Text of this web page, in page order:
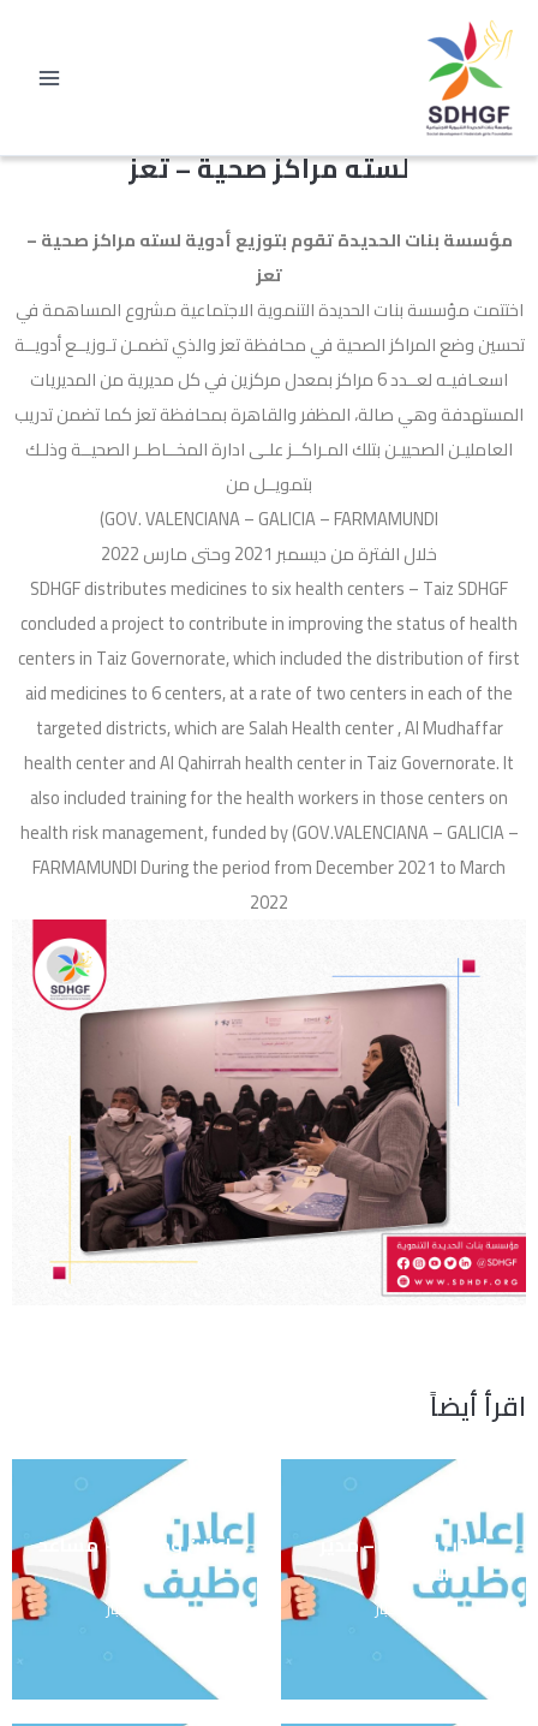
المحتوى
مؤسسة بنات الحديدة تقوم بتوزيع أدوية
لسته مراكز صحية – تعز
مؤسسة بنات الحديدة تقوم بتوزيع أدوية لسته مراكز صحية –
تعز
اختتمت مؤسسة بنات الحديدة التنموية الاجتماعية مشروع المساهمة في
تحسين وضع المراكز الصحية في محافظة تعز والذي تضمـن تـوزيــع أدويــة
اسعـافيـه لعــدد 6 مراكز بمعدل مركزين في كل مديرية من المديريات
المستهدفة وهي صالة، المظفر والقاهرة بمحافظة تعز كما تضمن تدريب
العامليـن الصحييـن بتلك المـراكــز علـى ادارة المخــاطــر الصحيــة وذلـك
بتمويــل من
(GOV. VALENCIANA – GALICIA – FARMAMUNDI
خلال الفترة من ديسمبر 2021 وحتى مارس 2022
SDHGF distributes medicines to six health centers – Taiz SDHGF
concluded a project to contribute in improving the status of health
centers in Taiz Governorate, which included the distribution of first
aid medicines to 6 centers, at a rate of two centers in each of the
targeted districts, which are Salah Health center , Al Mudhaffar
health center and Al Qahirrah health center in Taiz Governorate. It
also included training for the health workers in those centers on
health risk management, funded by (GOV.VALENCIANA – GALICIA –
FARMAMUNDI During the period from December 2021 to March
2022
اقرأ أيضاً
اعلان وظيفة – مدير
المشروع
آخر الأخبار
اعلان وظيفة – مساعد
مالي
آخر الأخبار